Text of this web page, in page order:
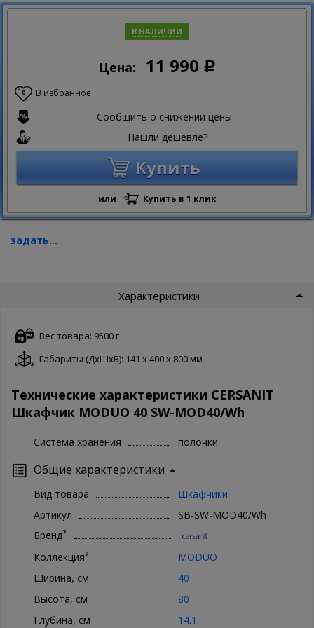
В НАЛИЧИИ
Цена: 11 990 Р
0 В избранное
Сообщить о снижении цены
Нашли дешевле?
Купить
или Купить в 1 клик
задать...
Характеристики
Вес товара: 9500 г
Габариты (ДxШxВ): 141 x 400 x 800 мм
Технические характеристики CERSANIT
Шкафчик MODUO 40 SW-MOD40/Wh
Система хранения полочки
Общие характеристики
Вид товара
Шкафчики
Артикул
SB-SW-MOD40/Wh
Бренд?
Коллекция?
MODUO
Ширина, см
40
Высота, см
80
Глубина, см
14.1